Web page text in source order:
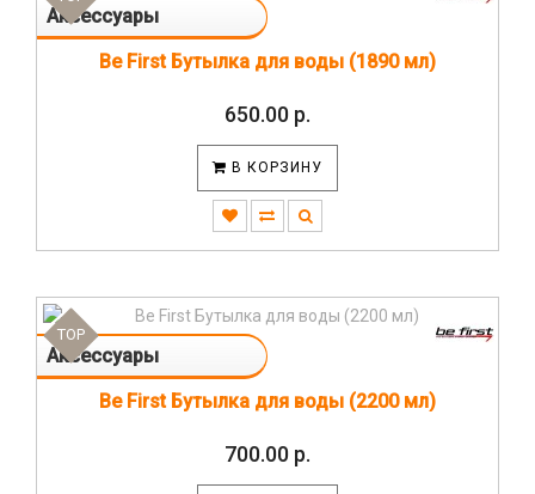
Аксессуары
Be First Бутылка для воды (1890 мл)
650.00 р.
В КОРЗИНУ
Аксессуары
TOP
Be First Бутылка для воды (2200 мл)
700.00 р.